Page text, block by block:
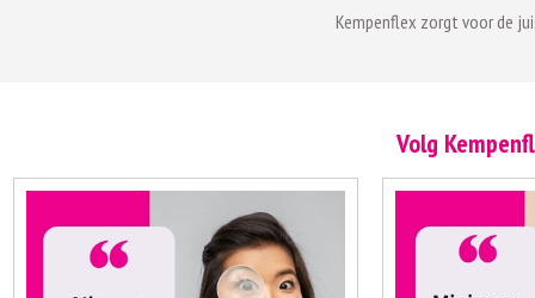
Kempenflex zorgt voor de
Volg